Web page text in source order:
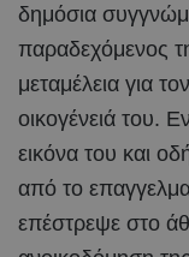
δημόσια
παραδεχόμενος
μεταμέλεια για
οικογένειά του.
εικόνα του και
από το
επέστρεψε στο